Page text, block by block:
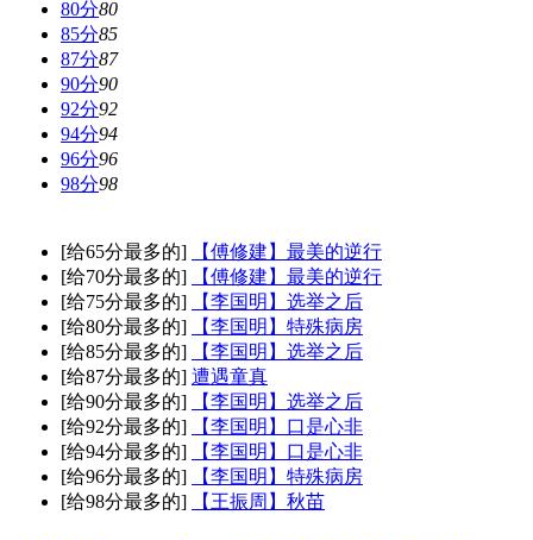
80分80
85分85
87分87
90分90
92分92
94分94
96分96
98分98
[给65分最多的]
【傅修建】最美的逆行
[给70分最多的]
【傅修建】最美的逆行
[给75分最多的]
【李国明】选举之后
[给80分最多的]
【李国明】特殊病房
[给85分最多的]
【李国明】选举之后
[给87分最多的] 遭遇童真
[给90分最多的]
【李国明】选举之后
[给92分最多的]
【李国明】口是心非
[给94分最多的]
【李国明】口是心非
[给96分最多的]
【李国明】特殊病房
[给98分最多的]
【王振周】秋苗